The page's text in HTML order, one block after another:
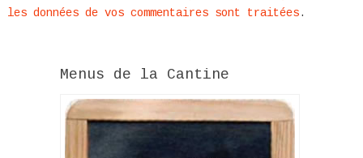
les données de vos commentaires sont traitées.
Menus de la Cantine